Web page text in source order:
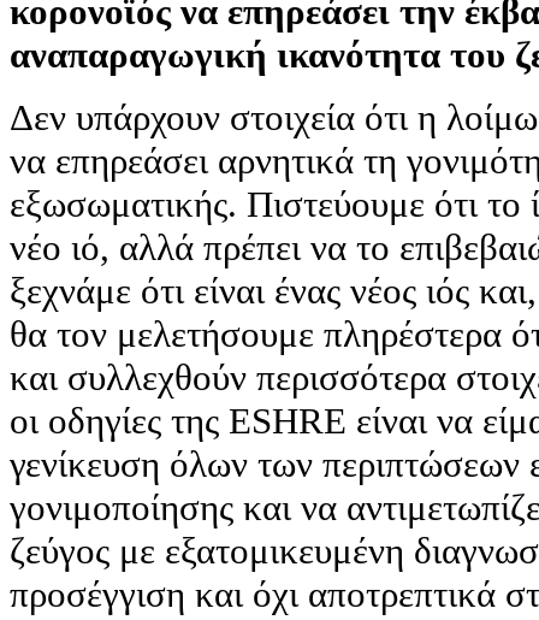
κορονοϊός να επηρεάσει την
αναπαραγωγική ικανότητα του
Δεν υπάρχουν στοιχεία ότι η
να επηρεάσει αρνητικά τη
εξωσωματικής. Πιστεύουμε ότι το
νέο ιό, αλλά πρέπει να το
ξεχνάμε ότι είναι ένας νέος ιός
θα τον μελετήσουμε πληρέστερα
και συλλεχθούν περισσότερα
οι οδηγίες της ESHRE είναι να
γενίκευση όλων των περιπτώσεων
γονιμοποίησης και να
ζεύγος με εξατομικευμένη
προσέγγιση και όχι αποτρεπτικά